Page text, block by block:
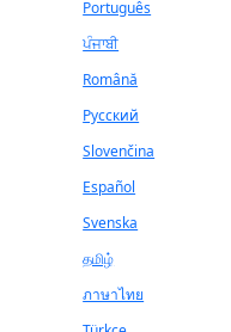
Português
ਪੰਜਾਬੀ
Română
Русский
Slovenčina
Español
Svenska
தமிழ்
ภาษาไทย